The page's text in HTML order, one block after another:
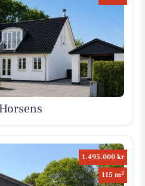
1.495.000 kr
115 m2